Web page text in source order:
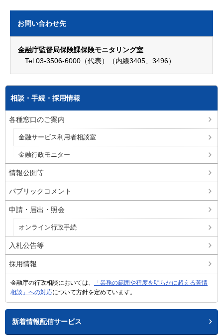
お問い合わせ先
金融庁監督局保険課保険モニタリング室
Tel 03-3506-6000（代表）（内線3405、3496）
相談・手続・採用情報
各種窓口のご案内
金融サービス利用者相談室
金融行政モニター
情報公開等
パブリックコメント
申請・届出・照会
オンライン行政手続
入札公告等
採用情報
金融庁の行政相談においては、
「業務の範囲や程度を明らかに超える苦情
相談」への対応について方針を定めています。
新着情報配信サービス